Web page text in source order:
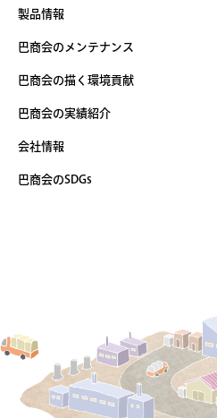
製品情報
巴商会のメンテナンス
巴商会の描く環境貢献
巴商会の実績紹介
会社情報
巴商会のSDGs